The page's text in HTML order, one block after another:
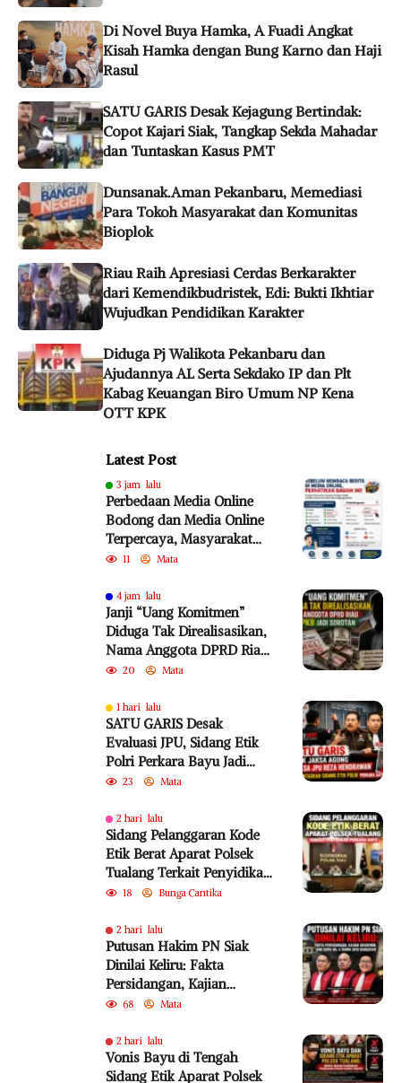
Di Novel Buya Hamka, A Fuadi Angkat
Kisah Hamka dengan Bung Karno dan Haji
Rasul
SATU GARIS Desak Kejagung Bertindak:
Copot Kajari Siak, Tangkap Sekda Mahadar
dan Tuntaskan Kasus PMT
Dunsanak.Aman Pekanbaru, Memediasi
Para Tokoh Masyarakat dan Komunitas
Bioplok
Riau Raih Apresiasi Cerdas Berkarakter
dari Kemendikbudristek, Edi: Bukti Ikhtiar
Wujudkan Pendidikan Karakter
Diduga Pj Walikota Pekanbaru dan
Ajudannya AL Serta Sekdako IP dan Plt
Kabag Keuangan Biro Umum NP Kena
OTT KPK
Latest Post
3 jam lalu
Perbedaan Media Online
Bodong dan Media Online
Terpercaya, Masyarakat
Diminta Lebih Cermat
11 Mata
4 jam lalu
Janji “Uang Komitmen”
Diduga Tak Direalisasikan,
Nama Anggota DPRD Riau
dari PKB Jadi Sorotan
20 Mata
1 hari lalu
SATU GARIS Desak
Evaluasi JPU, Sidang Etik
Polri Perkara Bayu Jadi
Sorotan
23 Mata
2 hari lalu
Sidang Pelanggaran Kode
Etik Berat Aparat Polsek
Tualang Terkait Penyidikan
Perkara Bayu
18 Bunga Cantika
2 hari lalu
Putusan Hakim PN Siak
Dinilai Keliru: Fakta
Persidangan, Kajian
Akademik, dan SEMA No. 4
68 Mata
2 hari lalu
Vonis Bayu di Tengah
Sidang Etik Aparat Polsek